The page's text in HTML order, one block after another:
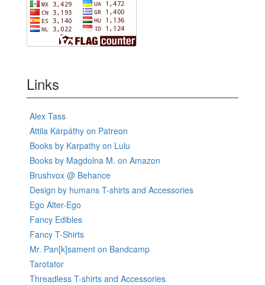
Links
Alex Tass
Attila Kárpáthy on Patreon
Books by Karpathy on Lulu
Books by Magdolna M. on Amazon
Brushvox @ Behance
Design by humans T-shirts and Accessories
Ego Alter-Ego
Fancy Edibles
Fancy T-Shirts
Mr. Pan[k]sament on Bandcamp
Tarotator
Threadless T-shirts and Accessories